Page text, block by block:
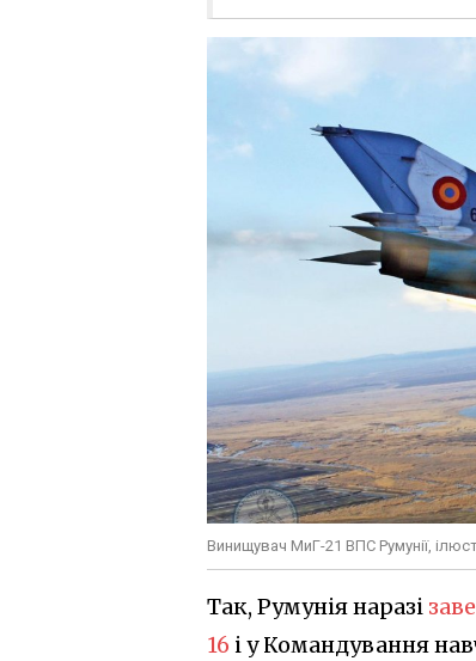
Винищувач МиГ-21 ВПС Румунії,
Так, Румунія наразі
16 і у Командування